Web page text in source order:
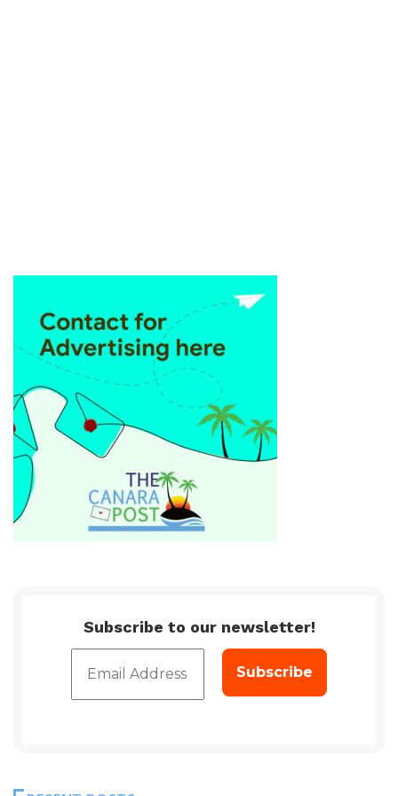
Subscribe to our newsletter!